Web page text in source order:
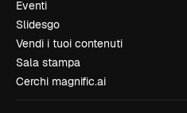
Eventi
Slidesgo
Vendi i tuoi contenuti
Sala stampa
Cerchi magnific.ai